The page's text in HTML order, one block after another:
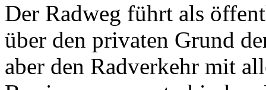
Der Radweg führt als
über den privaten Grund
aber den Radverkehr mit